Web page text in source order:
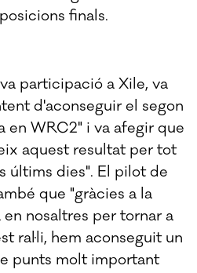
finals.
participació a Xile, va
d'aconseguir el segon
en WRC2" i va afegir que
aquest resultat per tot
últims dies". El pilot de
que "gràcies a la
nosaltres per tornar a
ral·li, hem aconseguit un
punts molt important